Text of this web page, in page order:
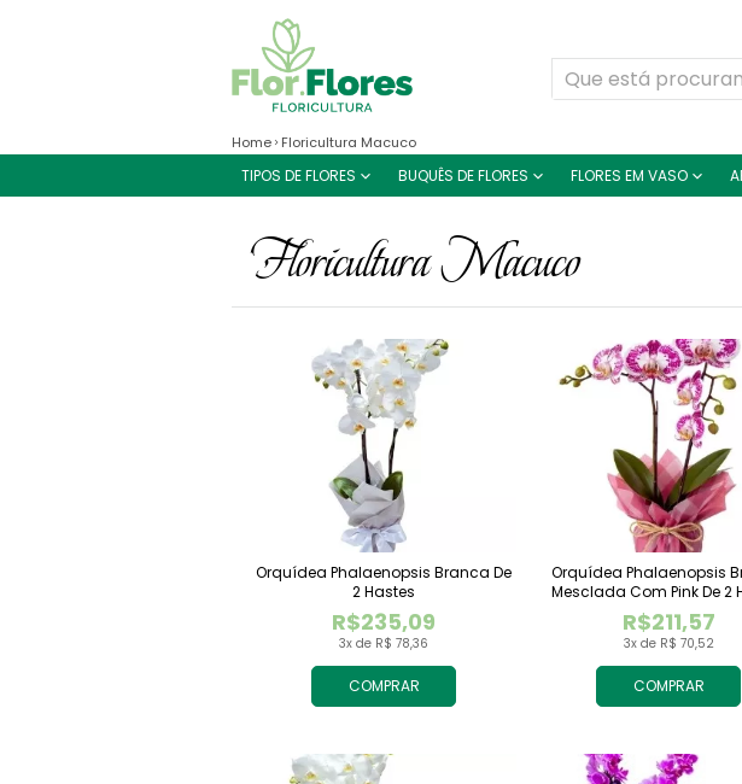
TIPOS DE FLORES BUQUÊS DE FLORES FLORES EM VASO
Home Floricultura Macuco
Floricultura Macuco
COMPRAR
3x de R$ 78,36
R$235,09
Orquídea Phalaenopsis Branca De
2 Hastes
COMPRAR
3x de R$ 70,52
R$211,57
Orquídea Phalaenopsis
Mesclada Com Pink De 2